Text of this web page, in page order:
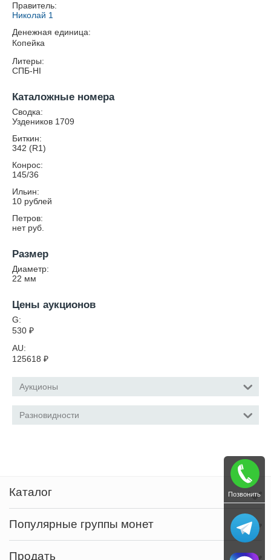
Правитель:
Николай 1
Денежная единица:
Копейка
Литеры:
СПБ-HI
Каталожные номера
Сводка:
Уздеников 1709
Биткин:
342 (R1)
Конрос:
145/36
Ильин:
10 рублей
Петров:
нет руб.
Размер
Диаметр:
22 мм
Цены аукционов
G:
530 ₽
AU:
125618 ₽
Аукционы
Разновидности
Каталог
Популярные группы монет
Продать
Позвонить